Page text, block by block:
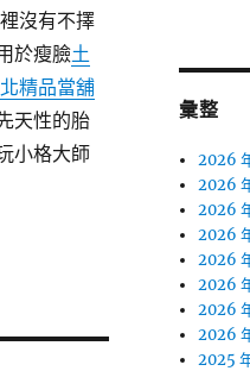
沒有不擇
於瘦臉土
精品當舖
天性的胎
小格大師
彙整
2026
2026
2026
2026
2026
2026
2026
2026
2025